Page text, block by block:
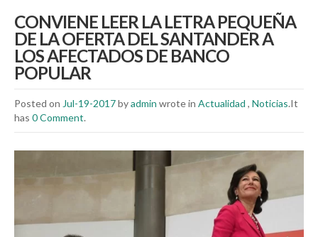
CONVIENE LEER LA LETRA PEQUEÑA
DE LA OFERTA DEL SANTANDER A
LOS AFECTADOS DE BANCO
POPULAR
Posted on Jul-19-2017byadmin wrote in Actualidad , Noticias.It
has 0 Comment.